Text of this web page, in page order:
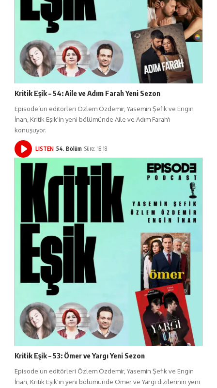
Kritik Eşik – 54: Aile ve Adım Farah Yeni Sezon
Episode’un editörleri Özlem Özdemir, Yasemin Şefik ve Engin
İnan, Kritik Eşik'in yeni bölümünde Aile ve Adım Farah'ı
konuşuyor.
LISTEN 54. Bölüm Süre: 18:18
Kritik Eşik – 53: Ömer ve Yargı Yeni Sezon
Episode’un editörleri Özlem Özdemir, Yasemin Şefik ve Engin
İnan, Kritik Eşik'in yeni bölümünde Ömer ve Yargı dizilerinin yeni